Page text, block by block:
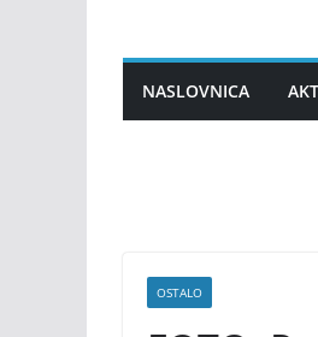
contentNASLOVNICA
OSTALO